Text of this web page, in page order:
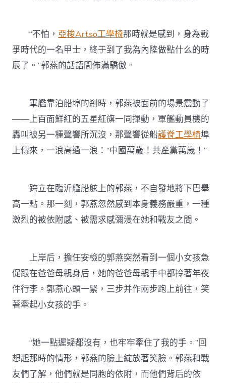
“不怕， 亞梭Artso工學椅那時就是感到，身為戰
爭時代的一名甲士，終于到了我為內陸做點什么的時
辰了。”郭燕的話語間佈滿驕傲。
軍艦靠泊船埠的剎時，郭燕被面前的場景震動了
——上百面鮮紅的五星紅旗一同揮動，軍艦動員機的
轟叫被另一種聲響所沉沒，那聲響從船護脊工學椅埠
上傳來，一浪高過一浪：“中國萬歲！共產黨萬歲！”
跨立在臨沂艦船舷上的郭燕，不自發地將下巴舉
高一點。那一刻，郭燕忽然感到本身義務嚴重，一種
激烈的被依附感、被需求感彌漫在她和戰友之間。
上岸后，擔任安檢的郭燕突然看到一個小女孩急
促跟在爸爸母親身后，她的爸爸母親手中都拎著年夜
件行李。郭燕心頭一緊，三步并作兩步跑上前往，笑
著牽起小女孩的手。
“她一點遲疑都沒有，也牢牢牽住了我的手。”回
想起那時的情形，郭燕的臉上綻放著笑臉。郭燕和戰
友們了解，他們就是同胞的依附，而他們背后的依